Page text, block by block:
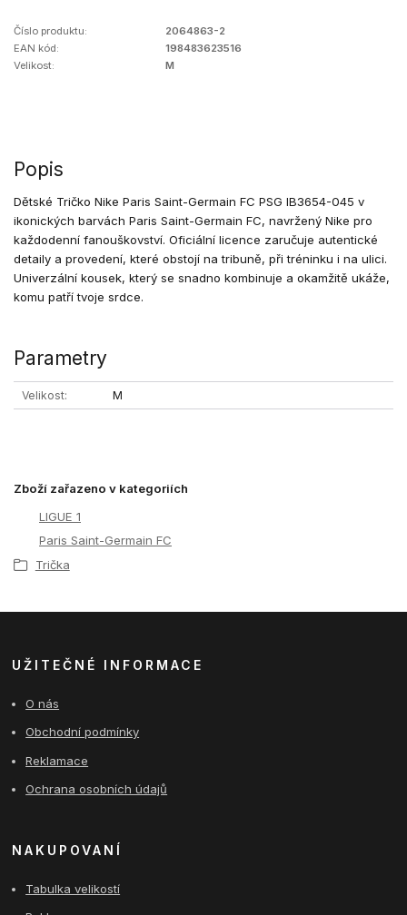
Číslo produktu:
2064863-2
EAN kód:
198483623516
Velikost:
M
Popis
Dětské Tričko Nike Paris Saint-Germain FC PSG IB3654-045 v
ikonických barvách Paris Saint-Germain FC, navržený Nike pro
každodenní fanouškovství. Oficiální licence zaručuje autentické
detaily a provedení, které obstojí na tribuně, při tréninku i na ulici.
Univerzální kousek, který se snadno kombinuje a okamžitě ukáže,
komu patří tvoje srdce.
Parametry
Velikost M
Zboží zařazeno v kategoriích
LIGUE 1
Paris Saint-Germain FC
Trička
UŽITEČNÉ INFORMACE
O nás
Obchodní podmínky
Reklamace
Ochrana osobních údajů
NAKUPOVANÍ
Tabulka velikostí